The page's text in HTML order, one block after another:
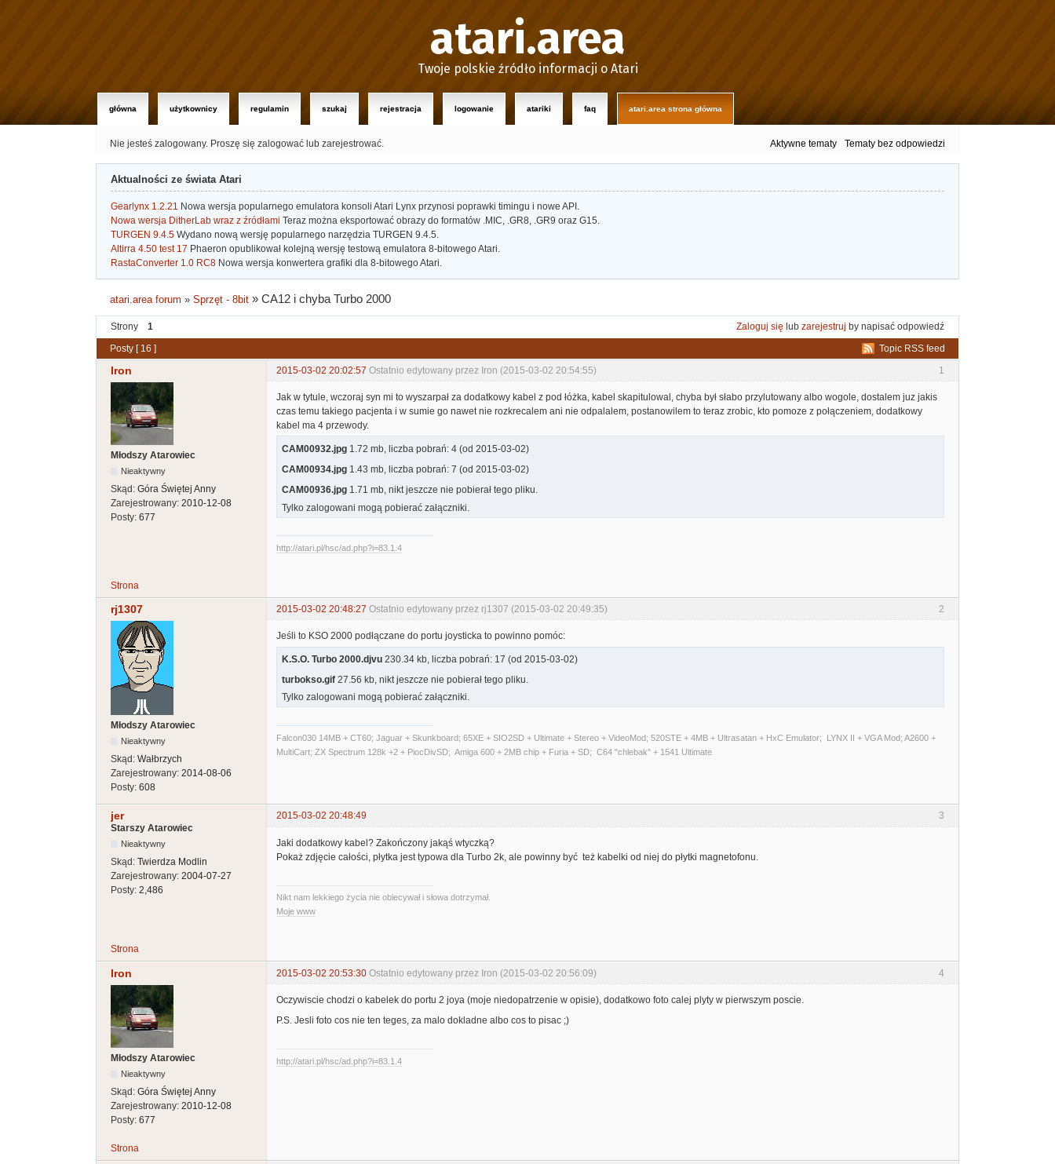
atari.area
Twoje polskie źródło informacji o Atari
główna użytkownicy regulamin szukaj rejestracja logowanie atariki faq atari.area strona główna
Nie jesteś zalogowany. Proszę się zalogować lub zarejestrować. Aktywne tematy Tematy bez odpowiedzi
Aktualności ze świata Atari
Gearlynx 1.2.21 Nowa wersja popularnego emulatora konsoli Atari Lynx przynosi poprawki timingu i nowe API.
Nowa wersja DitherLab wraz z źródłami Teraz można eksportować obrazy do formatów .MIC, .GR8, .GR9 oraz G15.
TURGEN 9.4.5 Wydano nową wersję popularnego narzędzia TURGEN 9.4.5.
Altirra 4.50 test 17 Phaeron opublikował kolejną wersję testową emulatora 8-bitowego Atari.
RastaConverter 1.0 RC8 Nowa wersja konwertera grafiki dla 8-bitowego Atari.
atari.area forum »Sprzęt - 8bit »CA12 i chyba Turbo 2000
Strony 1 Zaloguj się lub zarejestruj by napisać odpowiedź
Topic RSS feed
Posty [ 16 ]
1
Iron 2015-03-02 20:02:57 Ostatnio edytowany przez Iron (2015-03-02 20:54:55)
Młodszy Atarowiec
Nieaktywny
Skąd: Góra Świętej Anny
Zarejestrowany: 2010-12-08
Posty: 677
Jak w tytule, wczoraj syn mi to wyszarpał za dodatkowy kabel z pod łóżka, kabel skapitulowal, chyba był słabo przylutowany albo wogole, dostalem juz jakis
czas temu takiego pacjenta i w sumie go nawet nie rozkrecalem ani nie odpalalem, postanowilem to teraz zrobic, kto pomoze z połączeniem, dodatkowy
kabel ma 4 przewody.
CAM00932.jpg 1.72 mb, liczba pobrań: 4 (od 2015-03-02)
CAM00934.jpg 1.43 mb, liczba pobrań: 7 (od 2015-03-02)
CAM00936.jpg 1.71 mb, nikt jeszcze nie pobierał tego pliku.
Tylko zalogowani mogą pobierać załączniki.
http://atari.pl/hsc/ad.php?i=83.1.4
Strona
2
rj1307 2015-03-02 20:48:27 Ostatnio edytowany przez rj1307 (2015-03-02 20:49:35)
Młodszy Atarowiec
Nieaktywny
Skąd: Wałbrzych
Zarejestrowany: 2014-08-06
Posty: 608
Jeśli to KSO 2000 podłączane do portu joysticka to powinno pomóc:
K.S.O. Turbo 2000.djvu 230.34 kb, liczba pobrań: 17 (od 2015-03-02)
turbokso.gif 27.56 kb, nikt jeszcze nie pobierał tego pliku.
Tylko zalogowani mogą pobierać załączniki.
Falcon030 14MB + CT60; Jaguar + Skunkboard; 65XE + SIO2SD + Ultimate + Stereo + VideoMod; 520STE + 4MB + Ultrasatan + HxC Emulator; LYNX II + VGA Mod; A2600 +
MultiCart; ZX Spectrum 128k +2 + PiocDivSD; Amiga 600 + 2MB chip + Furia + SD; C64 "chlebak" + 1541 Ultimate
3
jer
2015-03-02 20:48:49
Starszy Atarowiec
Nieaktywny
Skąd: Twierdza Modlin
Zarejestrowany: 2004-07-27
Posty: 2,486
Jaki dodatkowy kabel? Zakończony jakąś wtyczką?
Pokaż zdjęcie całości, płytka jest typowa dla Turbo 2k, ale powinny być też kabelki od niej do płytki magnetofonu.
Nikt nam lekkiego życia nie obiecywał i słowa dotrzymał.
Moje www
Strona
4
Iron 2015-03-02 20:53:30 Ostatnio edytowany przez Iron (2015-03-02 20:56:09)
Młodszy Atarowiec
Nieaktywny
Skąd: Góra Świętej Anny
Zarejestrowany: 2010-12-08
Posty: 677
Oczywiscie chodzi o kabelek do portu 2 joya (moje niedopatrzenie w opisie), dodatkowo foto calej plyty w pierwszym poscie.
P.S. Jesli foto cos nie ten teges, za malo dokladne albo cos to pisac ;)
http://atari.pl/hsc/ad.php?i=83.1.4
Strona